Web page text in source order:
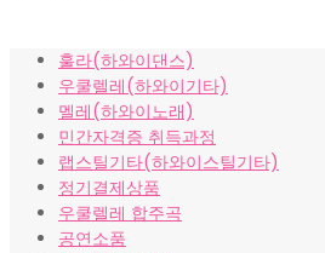
격:
₩10,000.
격:
₩8,000.
훌라(하와이댄스)
우쿨렐레(하와이기타)
멜레(하와이노래)
민간자격증 취득과정
랩스틸기타(하와이스틸기타)
정기결제상품
우쿨렐레 합주곡
공연소품